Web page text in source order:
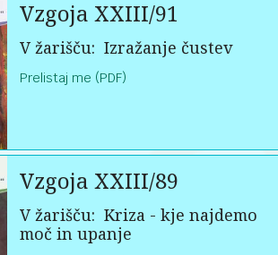
Vzgoja XXIII/91
V žarišču: Izražanje čustev
Prelistaj me (PDF)
Vzgoja XXIII/89
V žarišču: Kriza - kje najdemo
moč in upanje